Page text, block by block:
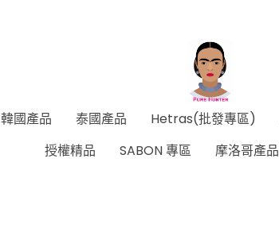
韓國產品 泰國產品 Hetras(批發專區)
授權精品
SABON 專區 摩洛哥產品